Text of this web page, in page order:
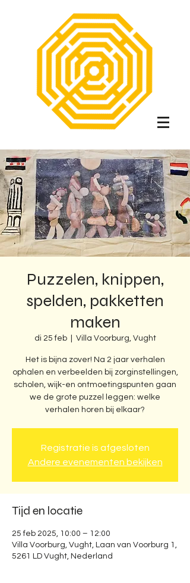
Puzzelen, knippen,
spelden, pakketten
maken
di 25 feb
  |
Villa Voorburg, Vught
Het is bijna zover! Na 2 jaar verhalen
ophalen en verbeelden bij zorginstellingen,
scholen, wijk-en ontmoetingspunten gaan
we de grote puzzel leggen: welke
verhalen horen bij elkaar?
Registratie is afgesloten
Andere evenementen bekijken
Tijd en locatie
25 feb 2025, 10:00 – 12:00
Villa Voorburg, Vught, Laan van Voorburg 1,
5261 LD Vught, Nederland